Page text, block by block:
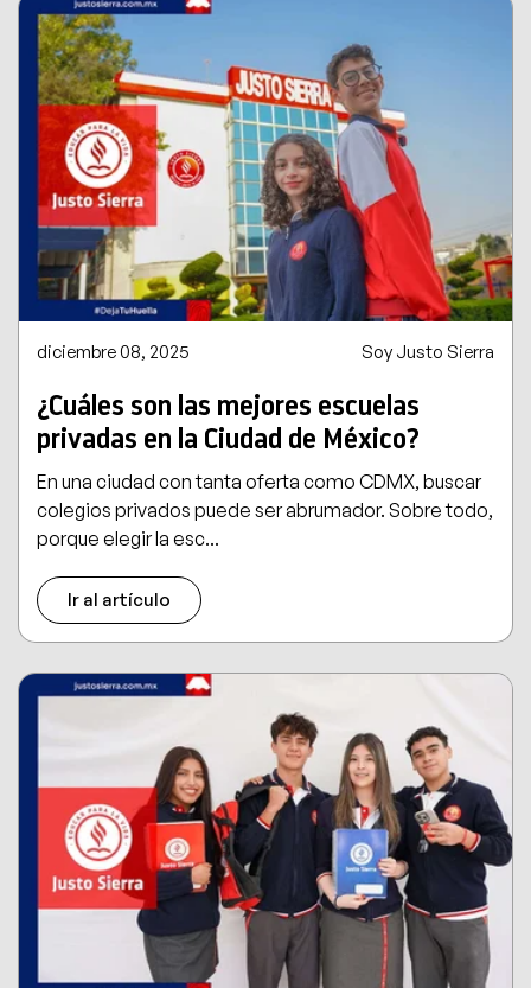
diciembre 08, 2025 Soy Justo Sierra
¿Cuáles son las mejores escuelas
privadas en la Ciudad de México?
En una ciudad con tanta oferta como CDMX, buscar
colegios privados puede ser abrumador. Sobre todo,
porque elegir la esc...
Ir al artículo